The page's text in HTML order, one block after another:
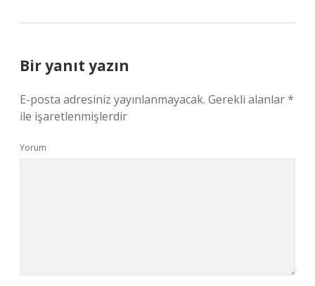
Bir yanıt yazın
E-posta adresiniz yayınlanmayacak. Gerekli alanlar*
ile işaretlenmişlerdir
Yorum